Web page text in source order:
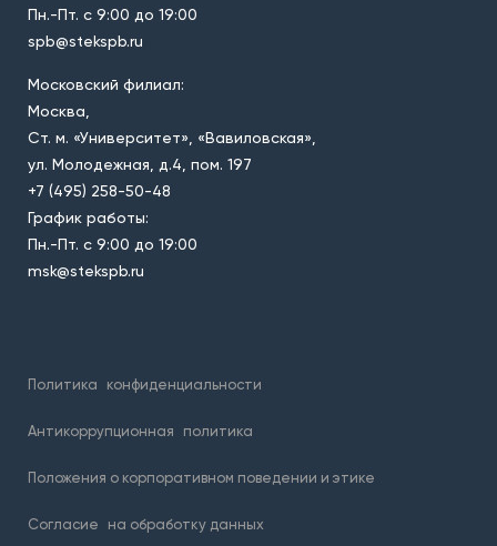
Пн.-Пт. с 9:00 до 19:00
spb@stekspb.ru
Московский филиал:
Москва,
Ст. м. «Университет», «Вавиловская»,
ул. Молодежная, д.4, пом. 197
+7 (495) 258-50-48
График работы:
Пн.-Пт. с 9:00 до 19:00
msk@stekspb.ru
Политика конфиденциальности
Антикоррупционная политика
Положения о корпоративном поведении и этике
Согласие на обработку данных